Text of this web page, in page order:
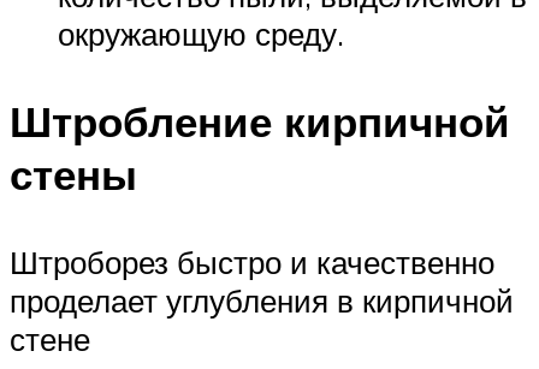
окружающую среду.
Штробление кирпичной
стены
Штроборез быстро и качественно
проделает углубления в кирпичной
стене